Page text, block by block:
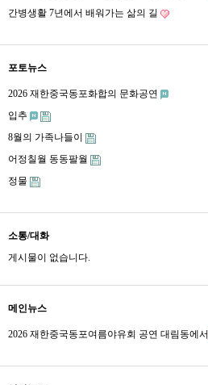
간병생활 7년에서 배워가는 삶의 길
포토뉴스
2026 재한중국동포화합의 문화공연
입추
8월의 가족나들이
어정칠월 동동팔월
정물
소통/대화
게시물이 없습니다.
메인뉴스
2026 재한중국동포여름야유회 공연 대림동에서